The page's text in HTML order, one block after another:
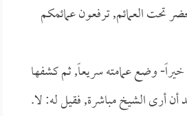
تحت العمائم, ترفعون عمائمكم
خيراً- وضع عمامته سريعاً, ثم كشفها
أن أرى الشيخ مباشرة, فقيل له: لا.